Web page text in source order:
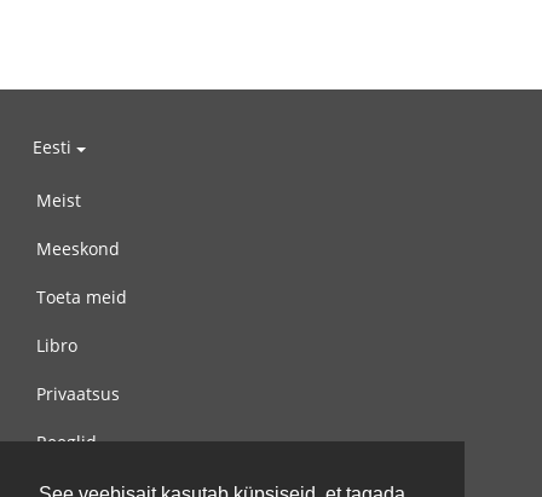
Eesti
Meist
Meeskond
Toeta meid
Libro
Privaatsus
Reeglid
Võta meiega ühendust